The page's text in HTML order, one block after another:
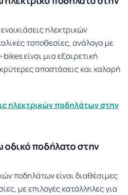
ηλεκτρικών
τοποθεσίες, ανάλογα με
είναι μια εξαιρετική
αποστάσεις και χαλαρή
ηλεκτρικών ποδηλάτων στην
ποδήλατο στην
ποδηλάτων είναι διαθέσιμες
με επιλογές κατάλληλες για